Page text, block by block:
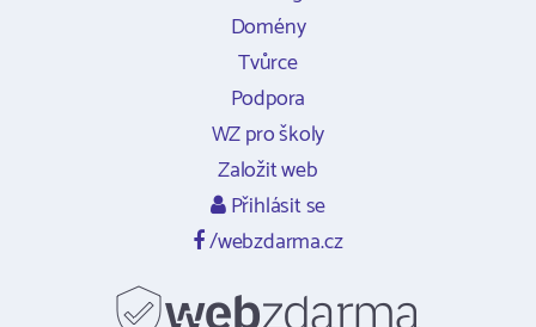
Domény
Tvůrce
Podpora
WZ pro školy
Založit web
Přihlásit se
/webzdarma.cz